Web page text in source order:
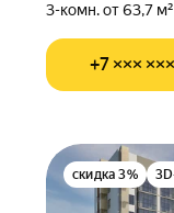
3-комн. от 63,7 м²
+7 ×××
скидка 3%